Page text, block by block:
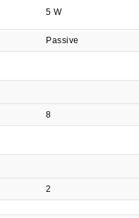
5 W
Passive
8
2